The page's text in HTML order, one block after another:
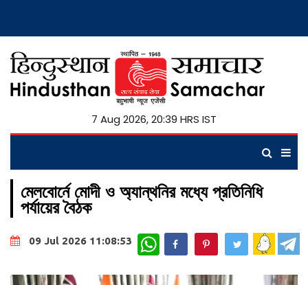
7 Aug 2026, 20:39 HRS IST
মেলবোর্নে মোদী ও অ্যান্থনির মধ্যে প্রতিনিধি
পর্যায়ের বৈঠক
09 Jul 2026 11:08:53 WhatsApp